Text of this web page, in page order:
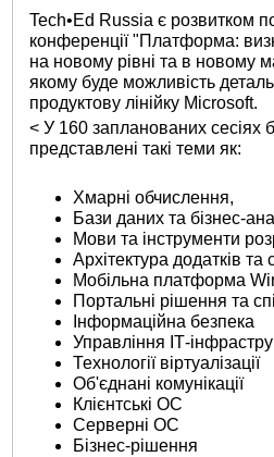
Tech•Ed Russia є розвитком
конференції "Платформа:
на новому рівні та в новому
якому буде можливість
продуктову лінійку Microsoft.
< У 160 запланованих сесіях
представлені такі теми як:
Хмарні обчислення,
Бази даних та бізнес-
Мови та інструменти
Архітектура додатків та
Мобільна платформа
Портальні рішення та
Інформаційна безпека
Управління ІТ-
Технології віртуалізації
Об'єднані комунікації
Клієнтські ОС
Серверні ОС
Бізнес-рішення